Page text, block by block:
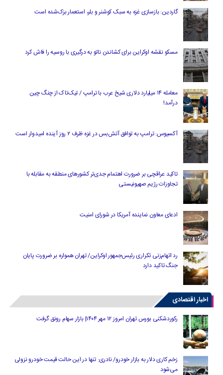
گاردین: بازسازی غزه به سبک کوشنر و بلر، استعمار بزک‌شده است
مسکو نقشه اوکراین برای کشاندن ناتو به درگیری با روسیه را فاش کرد
معامله ۱۴ میلیارد دلاری شیخ عرب با ترامپ / تیک‌تاک از چنگ چین
درآمد!
آکسیوس: ترامپ به توافق آتش‌بس در غزه ظرف ۲ روز آینده امیدوار است
تاکید عراقچی بر ضرورت اهتمام جدی‌تر کشورهای منطقه به مقابله با
تجاوزات رژیم صهیونیستی
ادعای معاون نماینده آمریکا در شورای امنیت
رد اتهام‌زنی تکراری رئیس‌جمهور اوکراین/ تهران همواره بر ضرورت پایان
جنگ تاکید دارد
اخبار اقتصادی
رکوردشکنی بورس تهران امروز ۱۲ مهر ۱۴۰۴| بازار سهام رونق گرفت
زخم کاری دلار به بازار خودرو/ نادری: تنها در این حالت قیمت خودرو نزولی
می‌شود